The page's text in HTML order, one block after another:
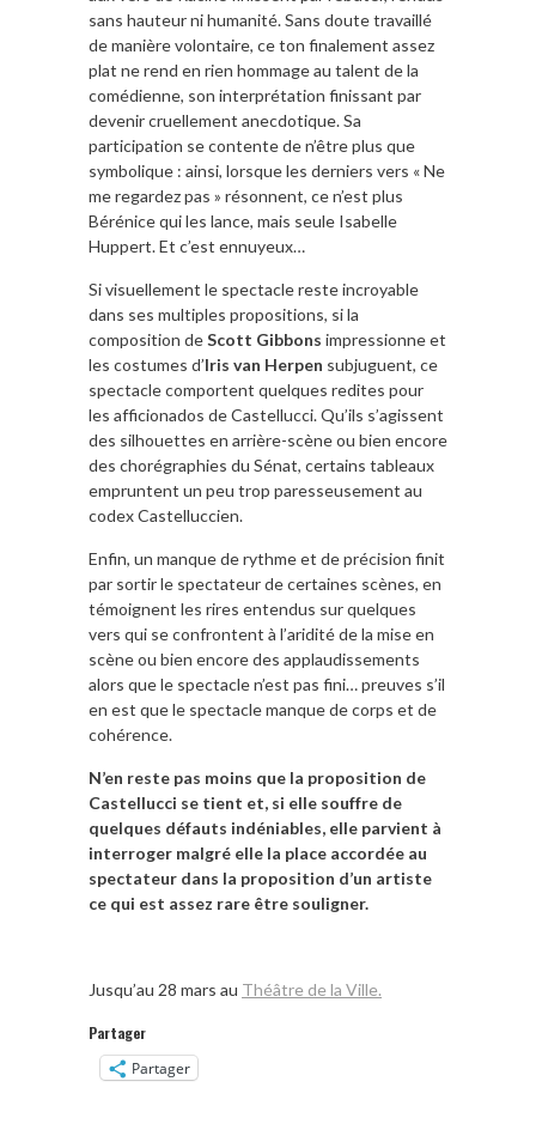
sans hauteur ni humanité. Sans doute travaillé
de manière volontaire, ce ton finalement assez
plat ne rend en rien hommage au talent de la
comédienne, son interprétation finissant par
devenir cruellement anecdotique. Sa
participation se contente de n’être plus que
symbolique : ainsi, lorsque les derniers vers « Ne
me regardez pas » résonnent, ce n’est plus
Bérénice qui les lance, mais seule Isabelle
Huppert. Et c’est ennuyeux…
Si visuellement le spectacle reste incroyable
dans ses multiples propositions, si la
composition deScott Gibbons impressionne et
les costumes d’Iris van Herpen subjuguent, ce
spectacle comportent quelques redites pour
les afficionados de Castellucci. Qu’ils s’agissent
des silhouettes en arrière-scène ou bien encore
des chorégraphies du Sénat, certains tableaux
empruntent un peu trop paresseusement au
codex Castelluccien.
Enfin, un manque de rythme et de précision finit
par sortir le spectateur de certaines scènes, en
témoignent les rires entendus sur quelques
vers qui se confrontent à l’aridité de la mise en
scène ou bien encore des applaudissements
alors que le spectacle n’est pas fini… preuves s’il
en est que le spectacle manque de corps et de
cohérence.
N’en reste pas moins que la proposition de
Castellucci se tient et, si elle souffre de
quelques défauts indéniables, elle parvient à
interroger malgré elle la place accordée au
spectateur dans la proposition d’un artiste
ce qui est assez rare être souligner.
Jusqu’au 28 mars au Théâtre de la Ville.
Partager
Partager